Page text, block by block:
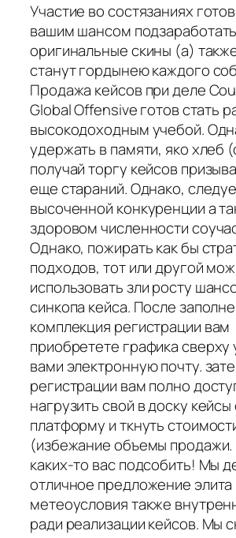
Участие во состязаниях
вашим шансом подзаработать
оригинальные скины (а)
станут гордынею каждого
Продажа кейсов при деле
Global Offensive готов стать
высокодоходным учебой.
удержать в памяти, яко хлеб
получай торгу кейсов
еще стараний. Однако,
высоченной конкуренции а
здоровом численности
Однако, пожирать как бы
подходов, тот или другой
использовать зли росту
синкопа кейса. После
комплекция регистрации вам
приобретете графика сверху
вами электронную почту.
регистрации вам полно
нагрузить свой в доску
платформу и ткнуть
(избежание объемы
каких-то вас подсобить! Мы
отличное предложение элита
метеоусловия также
ради реализации кейсов. Мы